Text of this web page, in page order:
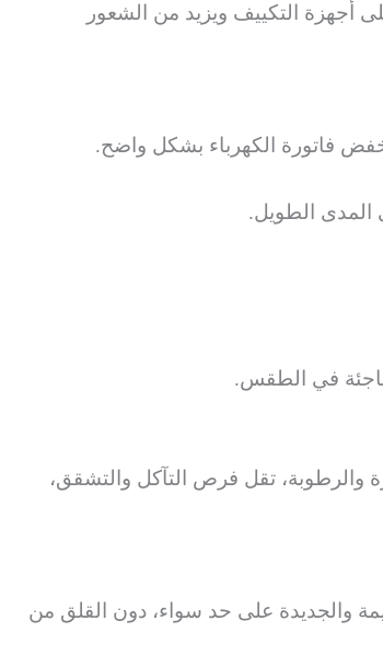
أجهزة التكييف ويزيد من الشعور
فاتورة الكهرباء بشكل واضح.
المدى الطويل.
في الطقس.
تقل فرص التآكل والتشقق،
والجديدة على حد سواء، دون القلق من